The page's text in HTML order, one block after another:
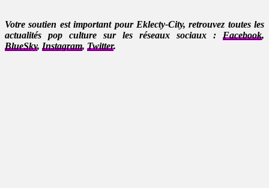
Votre soutien est important pour Eklecty-City, retrouvez toutes les
actualités pop culture sur les réseaux sociaux : Facebook,
BlueSky, Instagram, Twitter.